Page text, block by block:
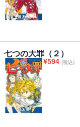
七つの大罪（２）
¥594 (税込)